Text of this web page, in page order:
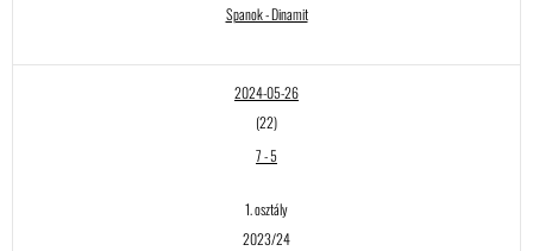
Spanok - Dinamit
2024-05-26
(22)
7-5
1. osztály
2023/24